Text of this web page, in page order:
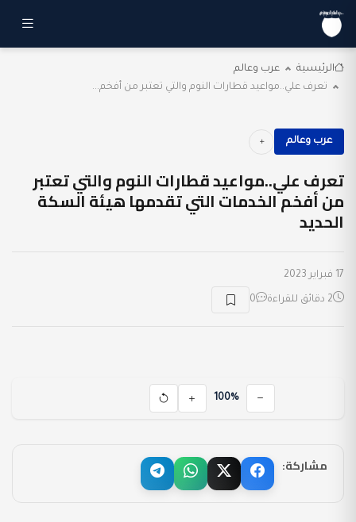
الرئيسية
عرب وعالم
تعرف علي..مواعيد قطارات النوم والتي تعتبر من أفخم...
عرب وعالم
تعرف علي..مواعيد قطارات النوم والتي تعتبر
من أفخم الخدمات التي تقدمها هيئة السكة
الحديد
17 فبراير 2023
2 دقائق للقراءة 0
100%
مشاركة: